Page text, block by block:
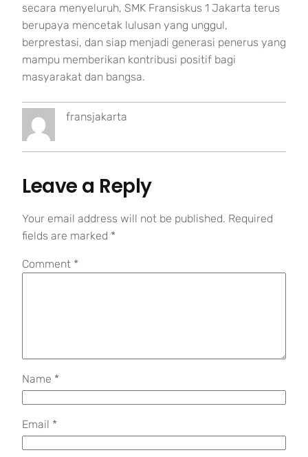
secara menyeluruh, SMK Fransiskus 1 Jakarta terus
berupaya mencetak lulusan yang unggul,
berprestasi, dan siap menjadi generasi penerus yang
mampu memberikan kontribusi positif bagi
masyarakat dan bangsa.
fransjakarta
Leave a Reply
Your email address will not be published. Required
fields are marked *
Comment *
Name *
Email *